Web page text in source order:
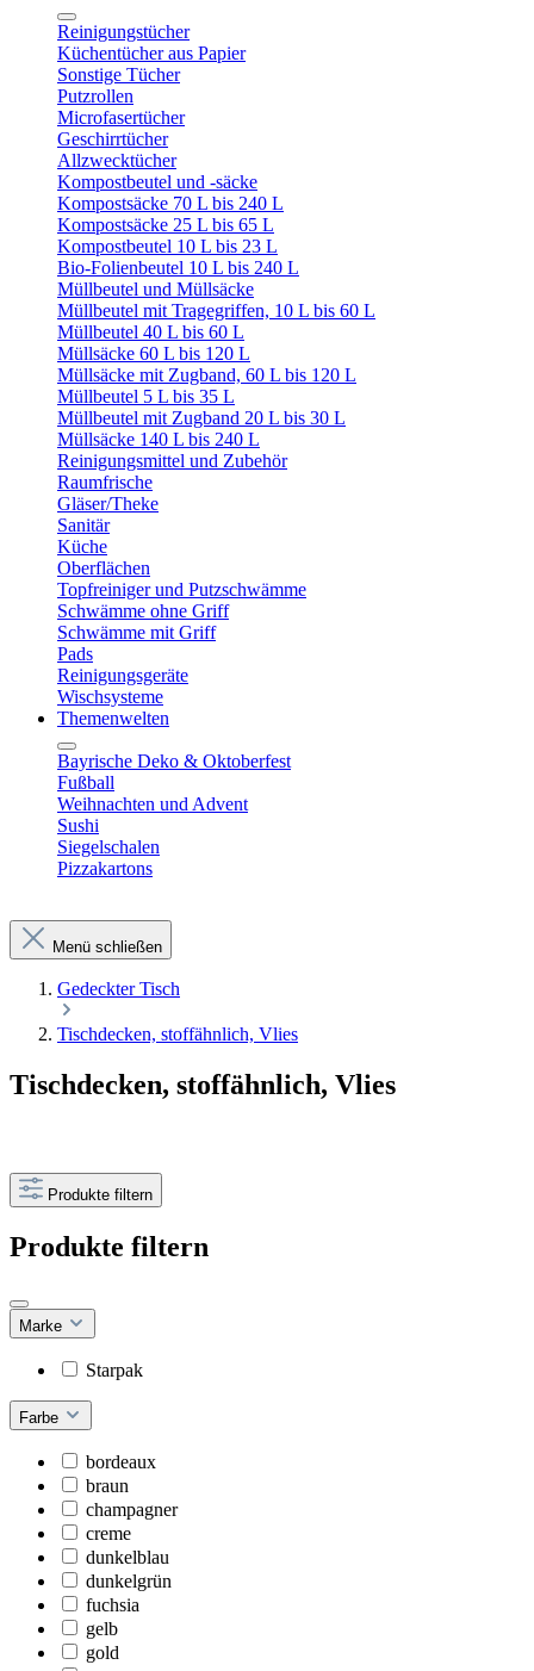
Reinigungstücher
Küchentücher aus Papier
Sonstige Tücher
Putzrollen
Microfasertücher
Geschirrtücher
Allzwecktücher
Kompostbeutel und -säcke
Kompostsäcke 70 L bis 240 L
Kompostsäcke 25 L bis 65 L
Kompostbeutel 10 L bis 23 L
Bio-Folienbeutel 10 L bis 240 L
Müllbeutel und Müllsäcke
Müllbeutel mit Tragegriffen, 10 L bis 60 L
Müllbeutel 40 L bis 60 L
Müllsäcke 60 L bis 120 L
Müllsäcke mit Zugband, 60 L bis 120 L
Müllbeutel 5 L bis 35 L
Müllbeutel mit Zugband 20 L bis 30 L
Müllsäcke 140 L bis 240 L
Reinigungsmittel und Zubehör
Raumfrische
Gläser/Theke
Sanitär
Küche
Oberflächen
Topfreiniger und Putzschwämme
Schwämme ohne Griff
Schwämme mit Griff
Pads
Reinigungsgeräte
Wischsysteme
Themenwelten
Bayrische Deko & Oktoberfest
Fußball
Weihnachten und Advent
Sushi
Siegelschalen
Pizzakartons
Menü schließen
Gedeckter Tisch
Tischdecken, stoffähnlich, Vlies
Tischdecken, stoffähnlich, Vlies
Produkte filtern
Produkte filtern
Marke
Starpak
Farbe
bordeaux
braun
champagner
creme
dunkelblau
dunkelgrün
fuchsia
gelb
gold